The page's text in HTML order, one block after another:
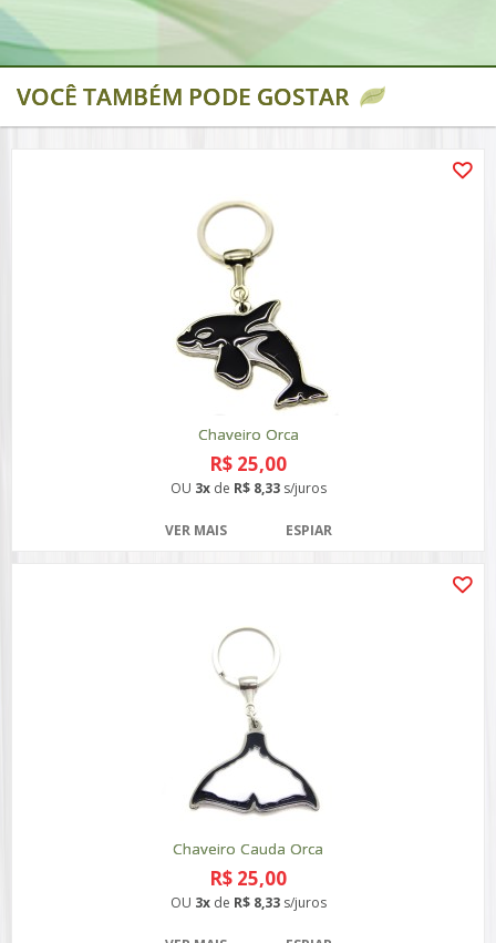
VOCÊ TAMBÉM PODE GOSTAR
Chaveiro Orca
R$ 25,00
OU 3xde R$ 8,33s/juros
VER MAIS ESPIAR
Chaveiro Cauda Orca
R$ 25,00
OU 3xde R$ 8,33s/juros